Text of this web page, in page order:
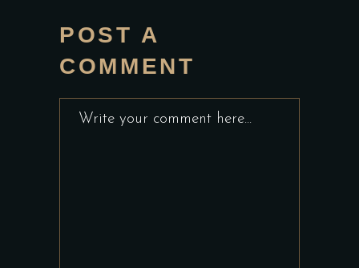
POST A
COMMENT